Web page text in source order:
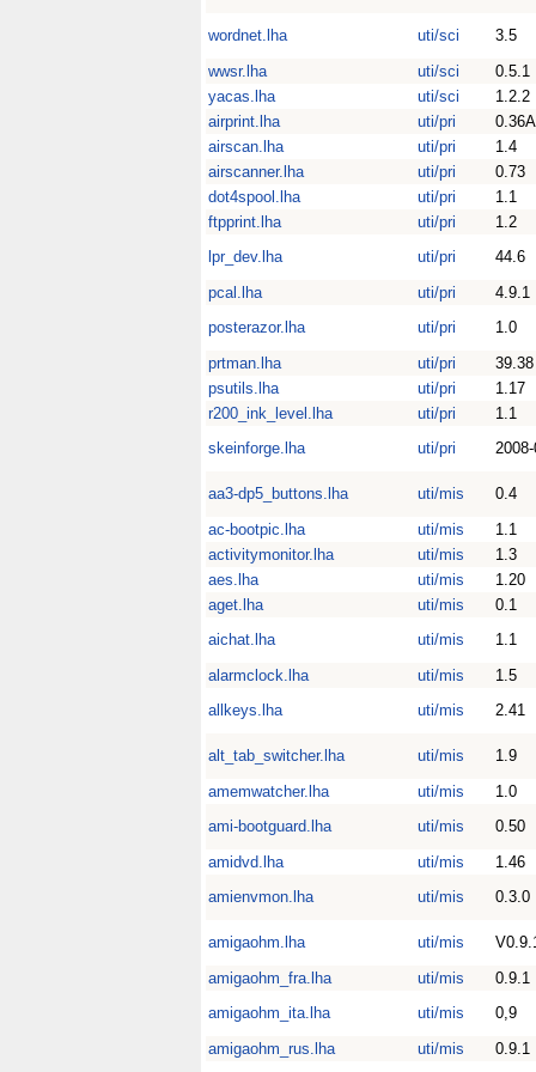
wordnet.lha uti/sci
3.5
wwsr.lha
uti/sci
0.5.1
yacas.lha
uti/sci
1.2.2
airprint.lha
uti/pri
0.36A
airscan.lha
uti/pri
1.4
airscanner.lha
uti/pri
0.73
dot4spool.lha
uti/pri
1.1
ftpprint.lha
uti/pri
1.2
lpr_dev.lha
uti/pri
44.6
pcal.lha
uti/pri
4.9.1
posterazor.lha
uti/pri
1.0
prtman.lha
uti/pri
39.38
psutils.lha
uti/pri
1.17
r200_ink_level.lha
uti/pri
1.1
skeinforge.lha
uti/pri
aa3-dp5_buttons.lha uti/mis
0.4
ac-bootpic.lha
uti/mis
1.1
activitymonitor.lha
uti/mis
1.3
aes.lha
uti/mis
1.20
aget.lha
uti/mis
0.1
aichat.lha
uti/mis
1.1
alarmclock.lha
uti/mis
1.5
allkeys.lha
uti/mis 2.41
alt_tab_switcher.lha uti/mis
1.9
amemwatcher.lha
uti/mis
1.0
ami-bootguard.lha
uti/mis
0.50
amidvd.lha
uti/mis
1.46
amienvmon.lha
uti/mis 0.3.0
amigaohm.lha uti/mis
amigaohm_fra.lha
uti/mis
0.9.1
amigaohm_ita.lha
uti/mis
0,9
amigaohm_rus.lha
uti/mis 0.9.1